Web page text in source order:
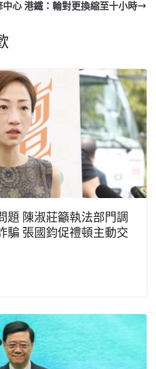
心 港鐵：輪對更換縮至十小時
題 陳淑莊籲執法部門調
騙 張國鈞促禮頓主動交